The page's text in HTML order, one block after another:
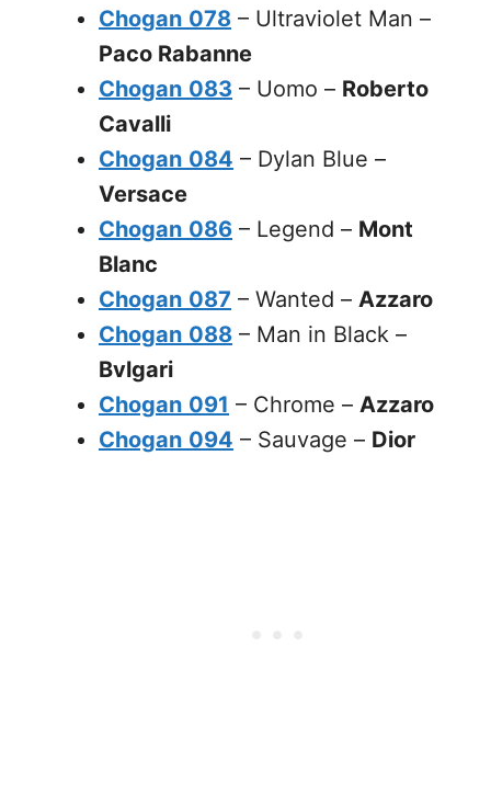
Chogan 078 – Ultraviolet Man –
Paco Rabanne
Chogan 083 – Uomo – Roberto
Cavalli
Chogan 084 – Dylan Blue –
Versace
Chogan 086 – Legend – Mont
Blanc
Chogan 087 – Wanted – Azzaro
Chogan 088 – Man in Black –
Bvlgari
Chogan 091 – Chrome – Azzaro
Chogan 094 – Sauvage – Dior